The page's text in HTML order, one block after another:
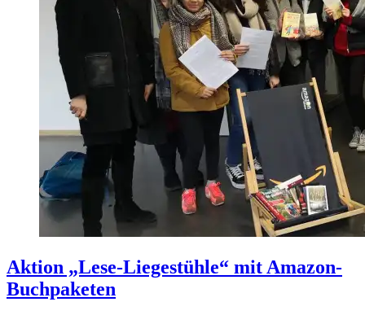
Aktion „Lese-Liegestühle“ mit Amazon-
Buchpaketen